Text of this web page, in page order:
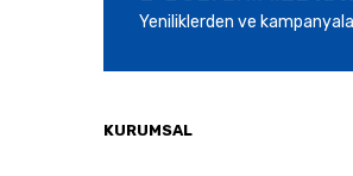
Yeniliklerden ve
KURUMSAL